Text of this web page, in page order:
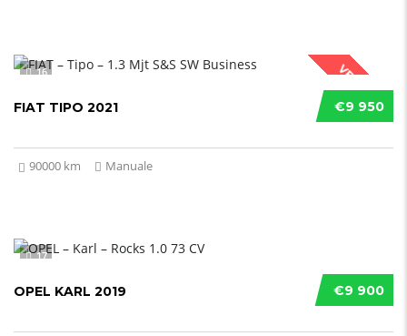
VENDUTO
16
€9 950
FIAT TIPO 2021
90000 km Manuale
17
€9 900
OPEL KARL 2019